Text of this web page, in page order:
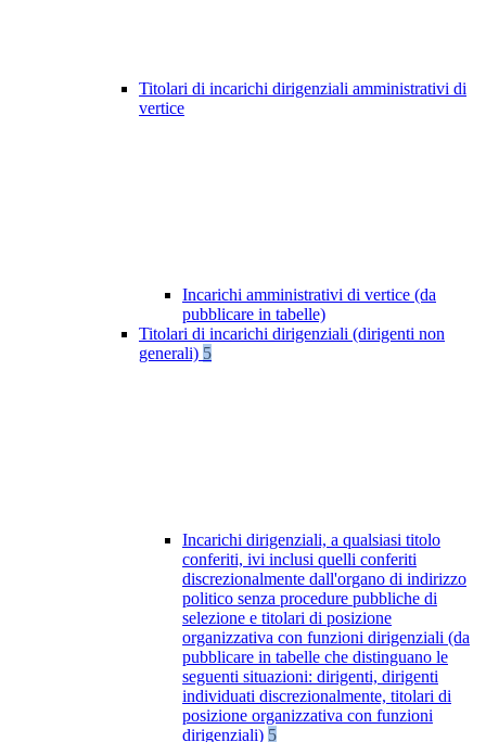
Titolari di incarichi dirigenziali amministrativi di
vertice
Incarichi amministrativi di vertice (da
pubblicare in tabelle)
Titolari di incarichi dirigenziali (dirigenti non
generali) 5
Incarichi dirigenziali, a qualsiasi titolo
conferiti, ivi inclusi quelli conferiti
discrezionalmente dall'organo di indirizzo
politico senza procedure pubbliche di
selezione e titolari di posizione
organizzativa con funzioni dirigenziali (da
pubblicare in tabelle che distinguano le
seguenti situazioni: dirigenti, dirigenti
individuati discrezionalmente, titolari di
posizione organizzativa con funzioni
dirigenziali) 5